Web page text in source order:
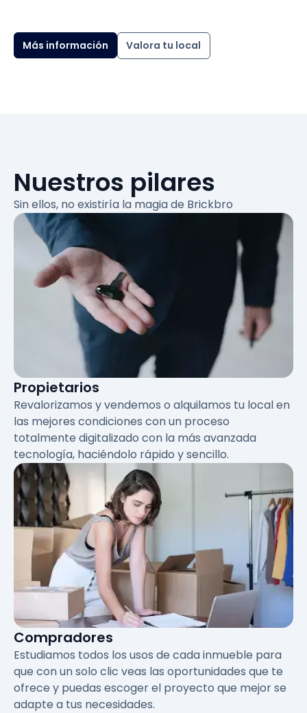
Más información Valora tu local
Nuestros pilares
Sin ellos, no existiría la magia de Brickbro
Propietarios
Revalorizamos y vendemos o alquilamos tu local en
las mejores condiciones con un proceso
totalmente digitalizado con la más avanzada
tecnología, haciéndolo rápido y sencillo.
Compradores
Estudiamos todos los usos de cada inmueble para
que con un solo clic veas las oportunidades que te
ofrece y puedas escoger el proyecto que mejor se
adapte a tus necesidades.